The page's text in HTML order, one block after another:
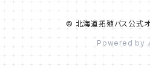
© 北海道拓殖バス公式オ
Powered by